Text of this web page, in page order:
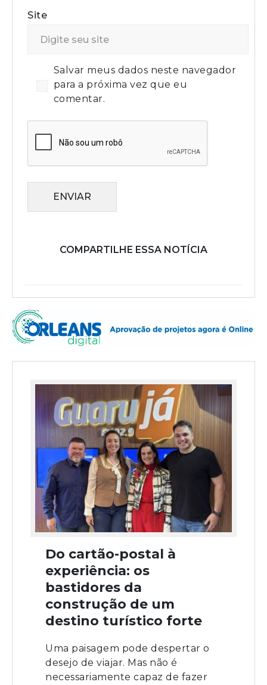
Site
Salvar meus dados neste navegador
para a próxima vez que eu
comentar.
ENVIAR
COMPARTILHE ESSA NOTÍCIA
Do cartão-postal à
experiência: os
bastidores da
construção de um
destino turístico forte
Uma paisagem pode despertar o
desejo de viajar. Mas não é
necessariamente capaz de fazer